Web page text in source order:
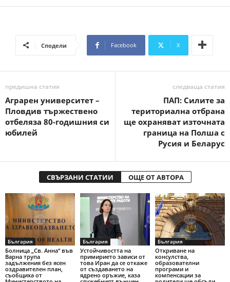
Сподели Facebook X
предишна статия
Аграрен университет –
Пловдив тържествено
отбеляза 80-годишния си
юбилей
следваща статия
ПАП: Силите за
териториална отбрана
ще охраняват източната
граница на Полша с
Русия и Беларус
СВЪРЗАНИ СТАТИИ ОЩЕ ОТ АВТОРА
България
Болница „Св. Анна“ във
Варна трупа
задължения без ясен
оздравителен план,
съобщиха от
България
Устойчивостта на
примирието зависи от
това Иран да се откаже
от създаването на
ядрено оръжие, каза
България
Откриване на
консулства,
образователни
програми и
компенсации за